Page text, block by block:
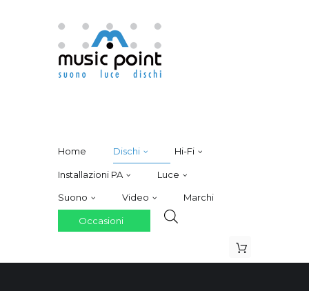
Home Dischi Hi-Fi
Installazioni PA Luce
Suono Video Marchi
Occasioni